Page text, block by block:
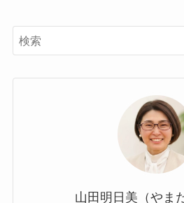
山田明日美（やま